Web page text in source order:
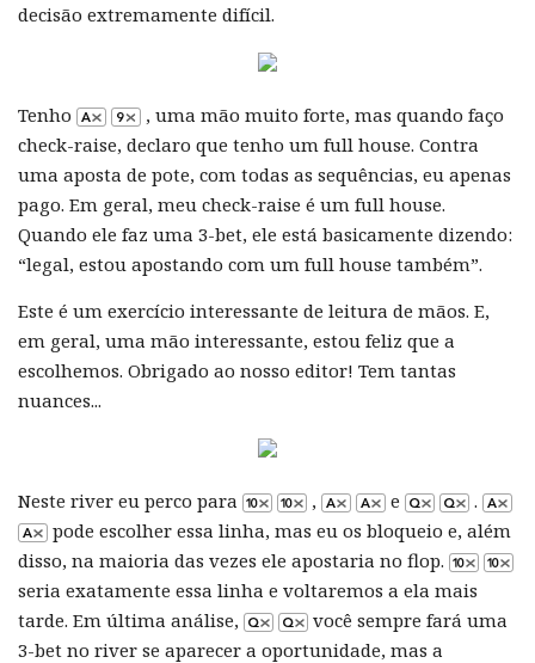
decisão extremamente difícil.
Tenho
, uma mão muito forte, mas quando faço
check-raise, declaro que tenho um full house. Contra
uma aposta de pote, com todas as sequências, eu apenas
pago. Em geral, meu check-raise é um full house.
Quando ele faz uma 3-bet, ele está basicamente dizendo:
“legal, estou apostando com um full house também”.
Este é um exercício interessante de leitura de mãos. E,
em geral, uma mão interessante, estou feliz que a
escolhemos. Obrigado ao nosso editor! Tem tantas
nuances...
Neste river eu perco para , e
.
pode escolher essa linha, mas eu os bloqueio e, além
disso, na maioria das vezes ele apostaria no flop.
seria exatamente essa linha e voltaremos a ela mais
tarde. Em última análise,
você sempre fará uma
3-bet no river se aparecer a oportunidade, mas a